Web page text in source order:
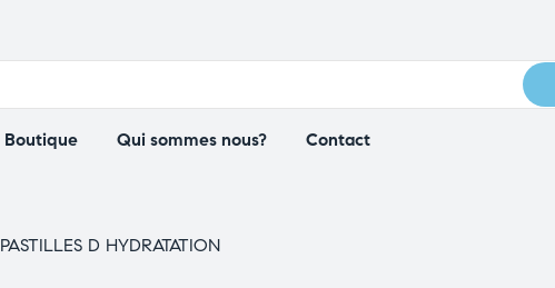
Boutique Qui sommes nous? Contact
PASTILLES D HYDRATATION